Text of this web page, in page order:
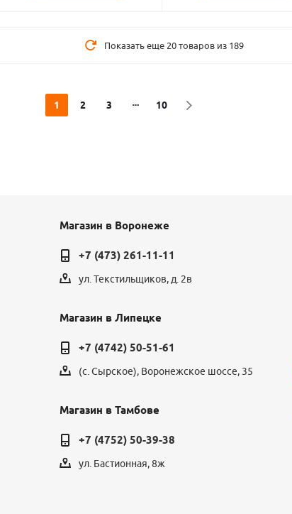
Показать еще 20 товаров из 189
1 2 3 10
Магазин в Воронеже
+7 (473) 261-11-11
ул. Текстильщиков, д. 2в
Магазин в Липецке
+7 (4742) 50-51-61
(с. Сырское), Воронежское шоссе, 35
Магазин в Тамбове
+7 (4752) 50-39-38
ул. Бастионная, 8ж